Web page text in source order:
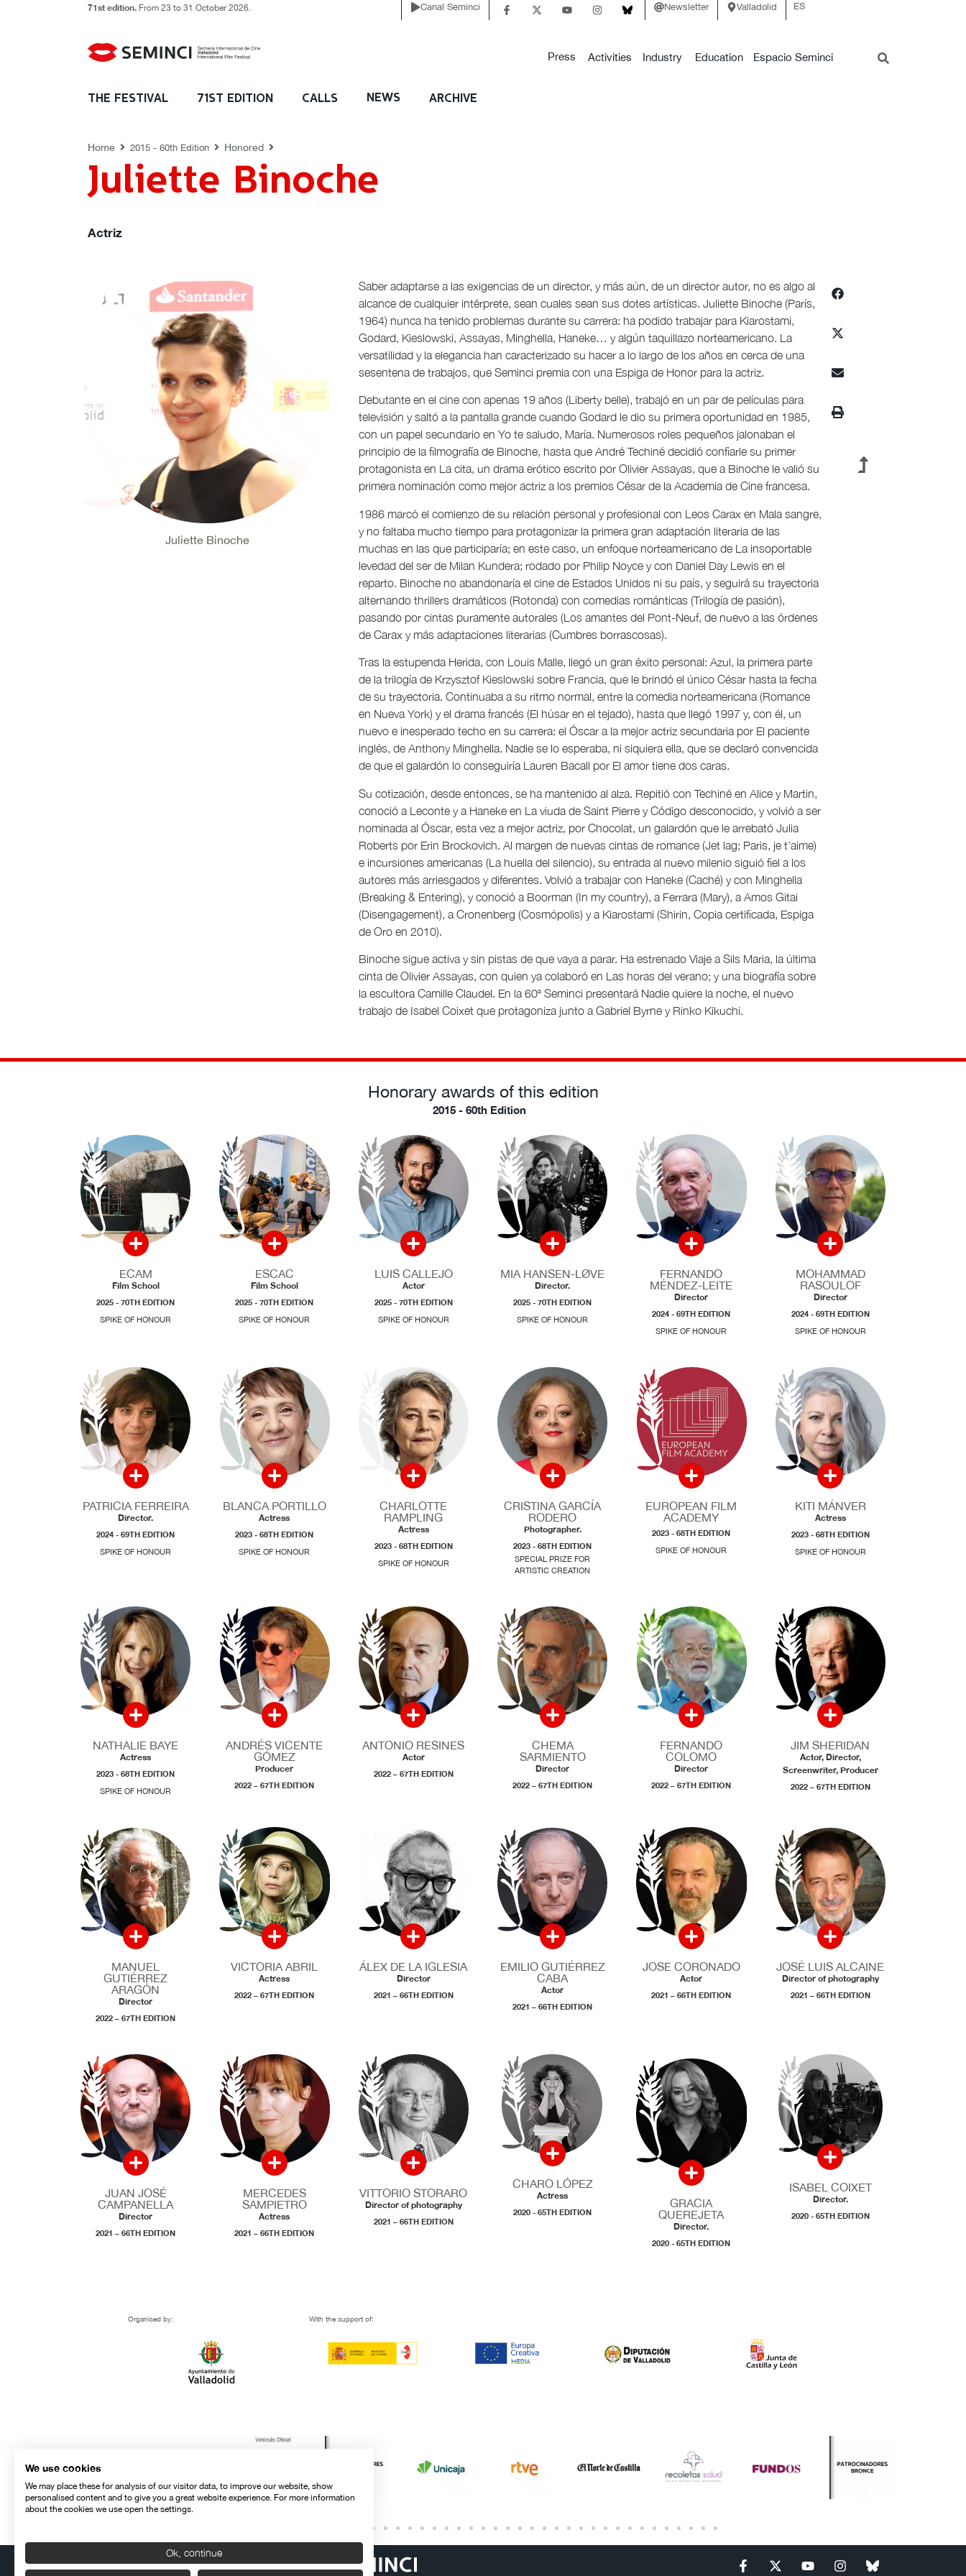
71st edition. From 23 to 31 October 2026. Canal Seminci Newsletter Valladolid ES
Press Activities Industry Education Espacio Seminci
THE FESTIVAL 71ST EDITION CALLS NEWS ARCHIVE
Home 2015 - 60th Edition Honored
Juliette Binoche
Actriz
HONORED
Juliette Binoche
Saber adaptarse a las exigencias de un director, y más aún, de un director autor, no es algo al
alcance de cualquier intérprete, sean cuales sean sus dotes artísticas. Juliette Binoche (París,
1964) nunca ha tenido problemas durante su carrera: ha podido trabajar para Kiarostami,
Godard, Kieslowski, Assayas, Minghella, Haneke… y algún taquillazo norteamericano. La
versatilidad y la elegancia han caracterizado su hacer a lo largo de los años en cerca de una
sesentena de trabajos, que Seminci premia con una Espiga de Honor para la actriz.
Debutante en el cine con apenas 19 años (Liberty belle), trabajó en un par de películas para
televisión y saltó a la pantalla grande cuando Godard le dio su primera oportunidad en 1985,
con un papel secundario en Yo te saludo, María. Numerosos roles pequeños jalonaban el
principio de la filmografía de Binoche, hasta que André Techiné decidió confiarle su primer
protagonista en La cita, un drama erótico escrito por Olivier Assayas, que a Binoche le valió su
primera nominación como mejor actriz a los premios César de la Academia de Cine francesa.
1986 marcó el comienzo de su relación personal y profesional con Leos Carax en Mala sangre,
y no faltaba mucho tiempo para protagonizar la primera gran adaptación literaria de las
muchas en las que participaría; en este caso, un enfoque norteamericano de La insoportable
levedad del ser de Milan Kundera; rodado por Philip Noyce y con Daniel Day Lewis en el
reparto. Binoche no abandonaría el cine de Estados Unidos ni su país, y seguirá su trayectoria
alternando thrillers dramáticos (Rotonda) con comedias románticas (Trilogía de pasión),
pasando por cintas puramente autorales (Los amantes del Pont-Neuf, de nuevo a las órdenes
de Carax y más adaptaciones literarias (Cumbres borrascosas).
Tras la estupenda Herida, con Louis Malle, llegó un gran éxito personal: Azul, la primera parte
de la trilogía de Krzysztof Kieslowski sobre Francia, que le brindó el único César hasta la fecha
de su trayectoria. Continuaba a su ritmo normal, entre la comedia norteamericana (Romance
en Nueva York) y el drama francés (El húsar en el tejado), hasta que llegó 1997 y, con él, un
nuevo e inesperado techo en su carrera: el Óscar a la mejor actriz secundaria por El paciente
inglés, de Anthony Minghella. Nadie se lo esperaba, ni siquiera ella, que se declaró convencida
de que el galardón lo conseguiría Lauren Bacall por El amor tiene dos caras.
Su cotización, desde entonces, se ha mantenido al alza. Repitió con Techiné en Alice y Martin,
conoció a Leconte y a Haneke en La viuda de Saint Pierre y Código desconocido, y volvió a ser
nominada al Óscar, esta vez a mejor actriz, por Chocolat, un galardón que le arrebató Julia
Roberts por Erin Brockovich. Al margen de nuevas cintas de romance (Jet lag; Paris, je t’aime)
e incursiones americanas (La huella del silencio), su entrada al nuevo milenio siguió fiel a los
autores más arriesgados y diferentes. Volvió a trabajar con Haneke (Caché) y con Minghella
(Breaking & Entering), y conoció a Boorman (In my country), a Ferrara (Mary), a Amos Gitai
(Disengagement), a Cronenberg (Cosmópolis) y a Kiarostami (Shirin, Copia certificada, Espiga
de Oro en 2010).
Binoche sigue activa y sin pistas de que vaya a parar. Ha estrenado Viaje a Sils Maria, la última
cinta de Olivier Assayas, con quien ya colaboró en Las horas del verano; y una biografía sobre
la escultora Camille Claudel. En la 60ª Seminci presentará Nadie quiere la noche, el nuevo
trabajo de Isabel Coixet que protagoniza junto a Gabriel Byrne y Rinko Kikuchi.
Honorary awards of this edition
2015 - 60th Edition
ECAM
Film School
2025 - 70TH EDITION
SPIKE OF HONOUR
ESCAC
Film School
2025 - 70TH EDITION
SPIKE OF HONOUR
LUIS CALLEJO
Actor
2025 - 70TH EDITION
SPIKE OF HONOUR
MIA HANSEN-LØVE
Director.
2025 - 70TH EDITION
SPIKE OF HONOUR
FERNANDO
MÉNDEZ-LEITE
Director
2024 - 69TH EDITION
SPIKE OF HONOUR
MOHAMMAD
RASOULOF
Director
2024 - 69TH EDITION
SPIKE OF HONOUR
PATRICIA FERREIRA
Director.
2024 - 69TH EDITION
SPIKE OF HONOUR
BLANCA PORTILLO
Actress
2023 - 68TH EDITION
SPIKE OF HONOUR
CHARLOTTE
RAMPLING
Actress
2023 - 68TH EDITION
SPIKE OF HONOUR
CRISTINA GARCÍA
RODERO
Photographer.
2023 - 68TH EDITION
SPECIAL PRIZE FOR
ARTISTIC CREATION
EUROPEAN FILM
ACADEMY
2023 - 68TH EDITION
SPIKE OF HONOUR
KITI MÁNVER
Actress
2023 - 68TH EDITION
SPIKE OF HONOUR
NATHALIE BAYE
Actress
2023 - 68TH EDITION
SPIKE OF HONOUR
ANDRÉS VICENTE
GÓMEZ
Producer
2022 – 67TH EDITION
ANTONIO RESINES
Actor
2022 – 67TH EDITION
CHEMA
SARMIENTO
Director
2022 – 67TH EDITION
FERNANDO
COLOMO
Director
2022 – 67TH EDITION
JIM SHERIDAN
Actor, Director,
Screenwriter, Producer
2022 – 67TH EDITION
MANUEL
GUTIÉRREZ
ARAGÓN
Director
2022 – 67TH EDITION
VICTORIA ABRIL
Actress
2022 – 67TH EDITION
ÁLEX DE LA IGLESIA
Director
2021 – 66TH EDITION
EMILIO GUTIÉRREZ
CABA
Actor
2021 – 66TH EDITION
JOSE CORONADO
Actor
2021 – 66TH EDITION
JOSÉ LUIS ALCAINE
Director of photography
2021 – 66TH EDITION
JUAN JOSÉ
CAMPANELLA
Director
2021 – 66TH EDITION
MERCEDES
SAMPIETRO
Actress
2021 – 66TH EDITION
VITTORIO STORARO
Director of photography
2021 – 66TH EDITION
CHARO LÓPEZ
Actress
2020 - 65TH EDITION
GRACIA
QUEREJETA
Director.
2020 - 65TH EDITION
ISABEL COIXET
Director.
2020 - 65TH EDITION
Organised by: With the support of:
We use cookies
We may place these for analysis of our visitor data, to improve our website, show
personalised content and to give you a great website experience. For more information
about the cookies we use open the settings.
Ok, continue